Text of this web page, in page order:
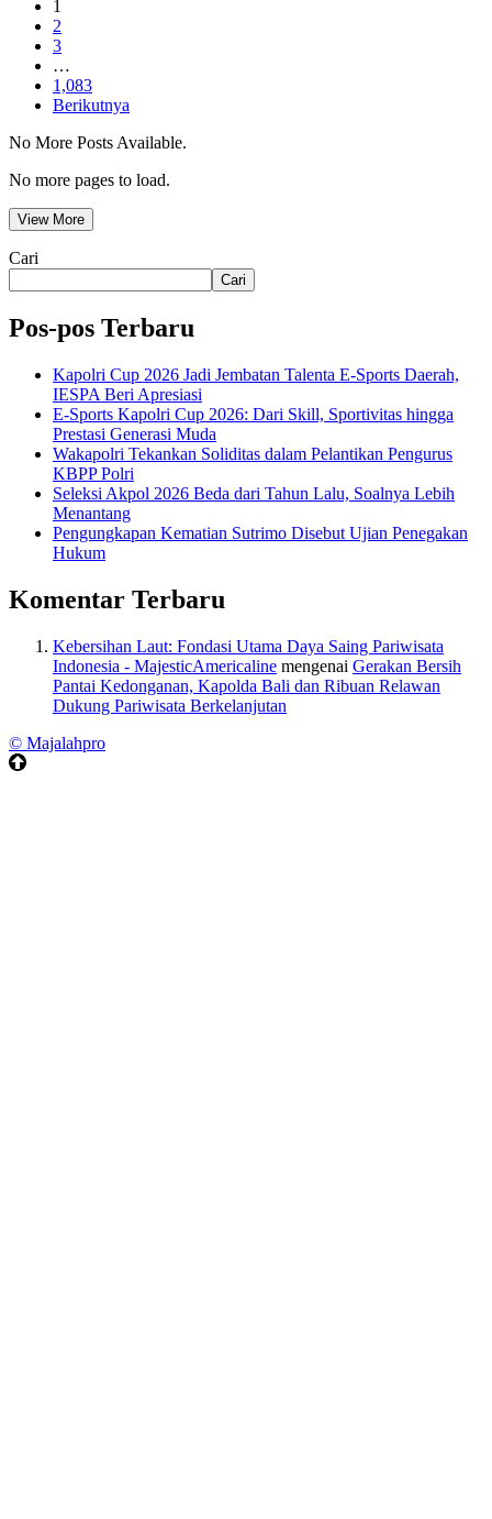
1
2
3
…
1,083
Berikutnya
No More Posts Available.
No more pages to load.
View More
Cari
Cari
Pos-pos Terbaru
Kapolri Cup 2026 Jadi Jembatan Talenta E-Sports Daerah,
IESPA Beri Apresiasi
E-Sports Kapolri Cup 2026: Dari Skill, Sportivitas hingga
Prestasi Generasi Muda
Wakapolri Tekankan Soliditas dalam Pelantikan Pengurus
KBPP Polri
Seleksi Akpol 2026 Beda dari Tahun Lalu, Soalnya Lebih
Menantang
Pengungkapan Kematian Sutrimo Disebut Ujian Penegakan
Hukum
Komentar Terbaru
Kebersihan Laut: Fondasi Utama Daya Saing Pariwisata
Indonesia - MajesticAmericaline mengenai Gerakan Bersih
Pantai Kedonganan, Kapolda Bali dan Ribuan Relawan
Dukung Pariwisata Berkelanjutan
© Majalahpro